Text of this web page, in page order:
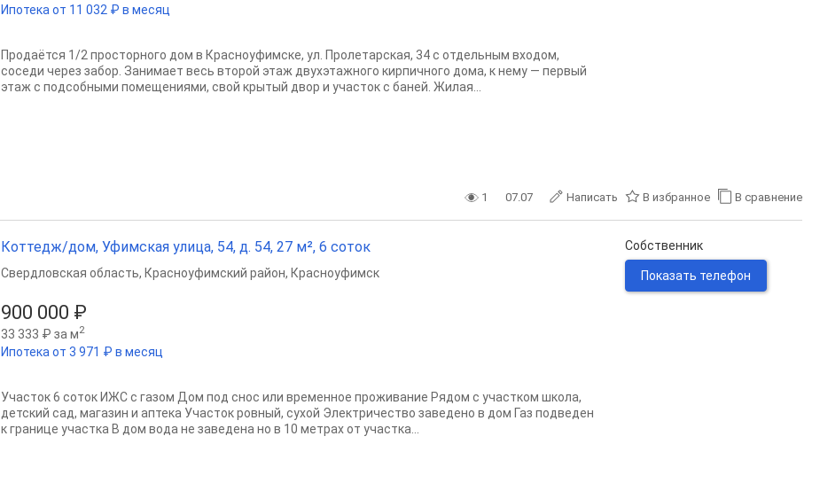
Ипотека от 11 032 ₽ в месяц
Продаётся 1/2 просторного дом в Красноуфимске, ул. Пролетарская, 34 с отдельным входом,
соседи через забор. Занимает весь второй этаж двухэтажного кирпичного дома, к нему — первый
этаж с подсобными помещениями, свой крытый двор и участок с баней. Жилая...
1 07.07 Написать В избранное В сравнение
Коттедж/дом, Уфимская улица, 54, д. 54, 27 м², 6 соток
900 000 ₽
33 333 ₽ за м2
Ипотека от 3 971 ₽ в месяц
Свердловская область, Красноуфимский район, Красноуфимск
Участок 6 соток ИЖС с газом Дом под снос или временное проживание Рядом с участком школа,
детский сад, магазин и аптека Участок ровный, сухой Электричество заведено в дом Газ подведен
к границе участка В дом вода не заведена но в 10 метрах от участка...
Собственник
Показать телефон